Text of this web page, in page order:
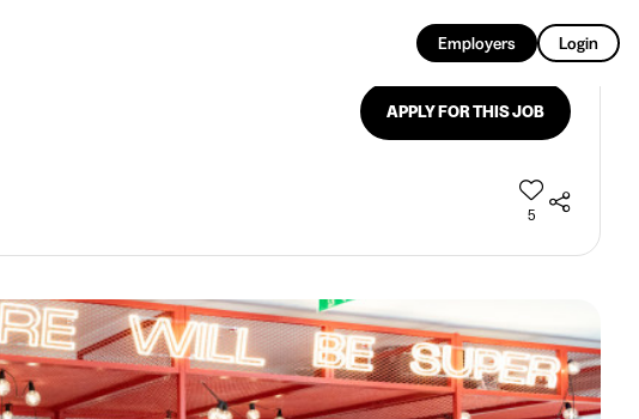
Employers Login
APPLY FOR THIS JOB
5